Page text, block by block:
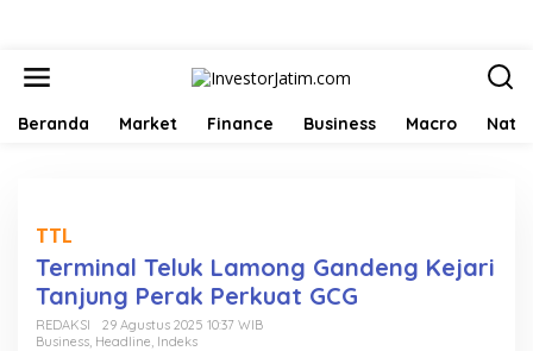
Beranda Market Finance Business Macro
TTL
Terminal Teluk Lamong Gandeng Kejari
Tanjung Perak Perkuat GCG
REDAKSI
29 Agustus 2025 10:37 WIB
Business, Headline, Indeks